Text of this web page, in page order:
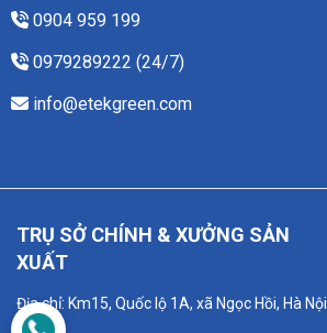
0904 959 199
0979289222 (24/7)
info@etekgreen.com
TRỤ SỞ CHÍNH & XƯỞNG SẢN
XUẤT
Địa chỉ: Km15, Quốc lộ 1A, xã Ngọc Hồi, Hà Nội